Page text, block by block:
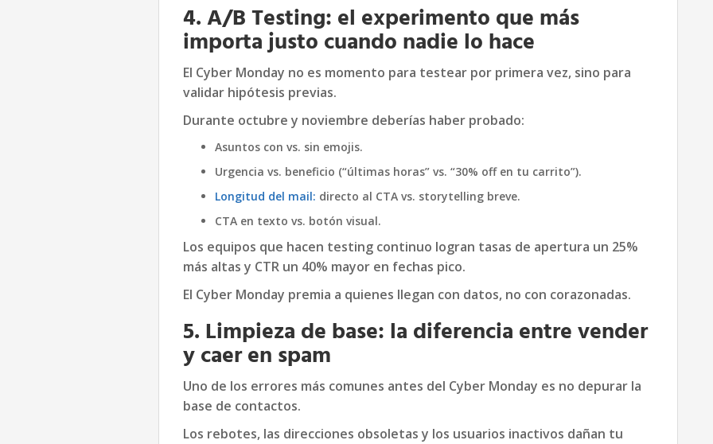
4. A/B Testing: el experimento que más
importa justo cuando nadie lo hace
El Cyber Monday no es momento para testear por primera vez, sino para
validar hipótesis previas.
Durante octubre y noviembre deberías haber probado:
Asuntos con vs. sin emojis.
Urgencia vs. beneficio (“últimas horas” vs. “30% off en tu carrito”).
Longitud del mail: directo al CTA vs. storytelling breve.
CTA en texto vs. botón visual.
Los equipos que hacen testing continuo logran tasas de apertura un 25%
más altas y CTR un 40% mayor en fechas pico.
El Cyber Monday premia a quienes llegan con datos, no con corazonadas.
5. Limpieza de base: la diferencia entre vender
y caer en spam
Uno de los errores más comunes antes del Cyber Monday es no depurar la
base de contactos.
Los rebotes, las direcciones obsoletas y los usuarios inactivos dañan tu